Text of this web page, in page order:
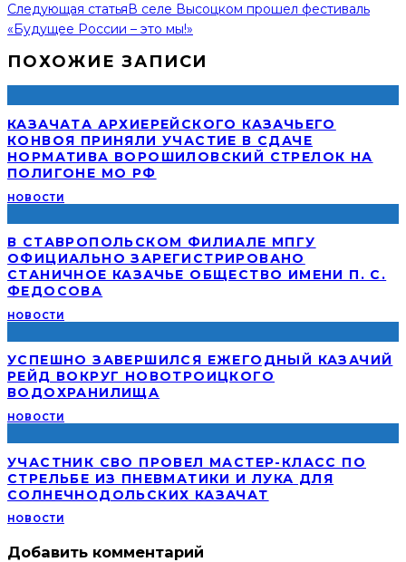
Следующая статья В селе Высоцком прошел фестиваль
«Будущее России – это мы!»
ПОХОЖИЕ ЗАПИСИ
КАЗАЧАТА АРХИЕРЕЙСКОГО КАЗАЧЬЕГО
КОНВОЯ ПРИНЯЛИ УЧАСТИЕ В СДАЧЕ
НОРМАТИВА ВОРОШИЛОВСКИЙ СТРЕЛОК НА
ПОЛИГОНЕ МО РФ
НОВОСТИ
В СТАВРОПОЛЬСКОМ ФИЛИАЛЕ МПГУ
ОФИЦИАЛЬНО ЗАРЕГИСТРИРОВАНО
СТАНИЧНОЕ КАЗАЧЬЕ ОБЩЕСТВО ИМЕНИ П. С.
ФЕДОСОВА
НОВОСТИ
УСПЕШНО ЗАВЕРШИЛСЯ ЕЖЕГОДНЫЙ КАЗАЧИЙ
РЕЙД ВОКРУГ НОВОТРОИЦКОГО
ВОДОХРАНИЛИЩА
НОВОСТИ
УЧАСТНИК СВО ПРОВЕЛ МАСТЕР-КЛАСС ПО
СТРЕЛЬБЕ ИЗ ПНЕВМАТИКИ И ЛУКА ДЛЯ
СОЛНЕЧНОДОЛЬСКИХ КАЗАЧАТ
НОВОСТИ
Добавить комментарий